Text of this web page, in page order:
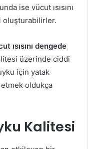
ise vücut ısısını
oluşturabilirler.
ısısını dengede
üzerinde ciddi
için yatak
oldukça
Kalitesi